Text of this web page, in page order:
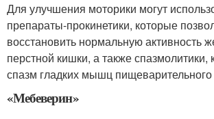
Для улучшения моторики могут
препараты-прокинетики, которые
восстановить нормальную активность
перстной кишки, а также
спазм гладких мышц пищеварительного
«Мебеверин»